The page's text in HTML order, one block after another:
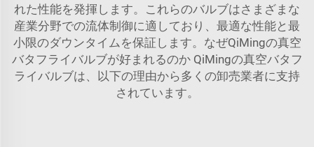
れた性能を発揮します。これらのバルブはさまざまな
産業分野での流体制御に適しており、最適な性能と最
小限のダウンタイムを保証します。なぜQiMingの真空
バタフライバルブが好まれるのか QiMingの真空バタフ
ライバルブは、以下の理由から多くの卸売業者に支持
されています。